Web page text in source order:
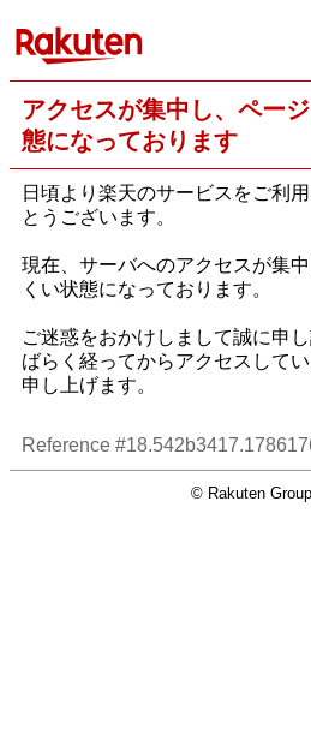
アクセスが集中し、ペー
態になっております
日頃より楽天のサービスをご利
とうございます。
現在、サーバへのアクセスが集
くい状態になっております。
ご迷惑をおかけしまして誠に申
ばらく経ってからアクセスして
申し上げます。
Reference
© Rakuten